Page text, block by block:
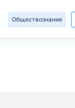
Обществознание